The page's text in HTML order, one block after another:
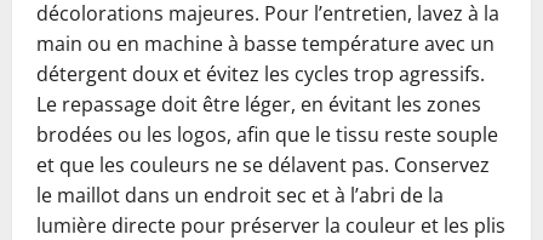
décolorations majeures. Pour l’entretien, lavez à la
main ou en machine à basse température avec un
détergent doux et évitez les cycles trop agressifs.
Le repassage doit être léger, en évitant les zones
brodées ou les logos, afin que le tissu reste souple
et que les couleurs ne se délavent pas. Conservez
le maillot dans un endroit sec et à l’abri de la
lumière directe pour préserver la couleur et les plis